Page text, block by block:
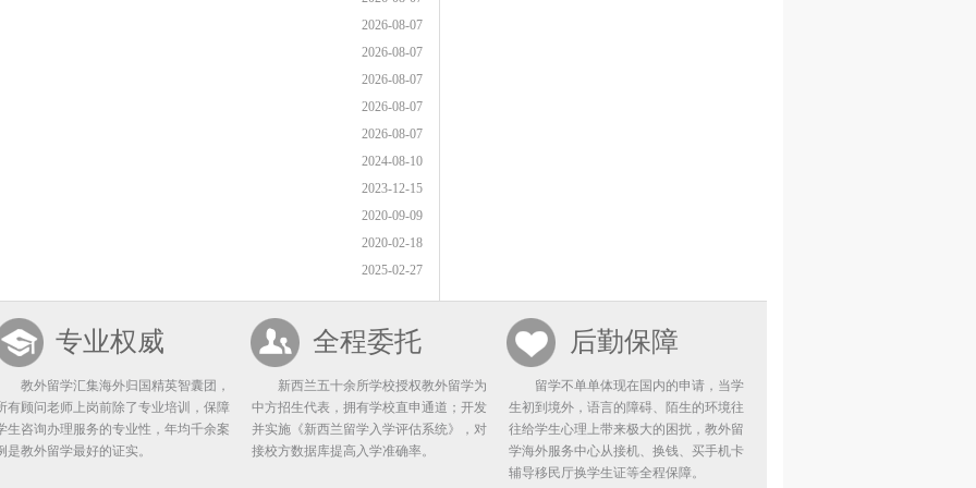
2026-08-07
2026-08-07
2026-08-07
2026-08-07
2026-08-07
2024-08-10
2023-12-15
2020-09-09
2020-02-18
2025-02-27
专业权威
外留学汇集海外归国精英智囊团，
有顾问老师上岗前除了专业培训，保障
生咨询办理服务的专业性，年均千余案
是教外留学最好的证实。
全程委托
新西兰五十余所学校授权教外留学为
中方招生代表，拥有学校直申通道；开发
并实施《新西兰留学入学评估系统》，对
接校方数据库提高入学准确率。
后勤保障
留学不单单体现在国内的申请，当学
生初到境外，语言的障碍、陌生的环境往
往给学生心理上带来极大的困扰，教外留
学海外服务中心从接机、换钱、买手机卡
辅导移民厅换学生证等全程保障。